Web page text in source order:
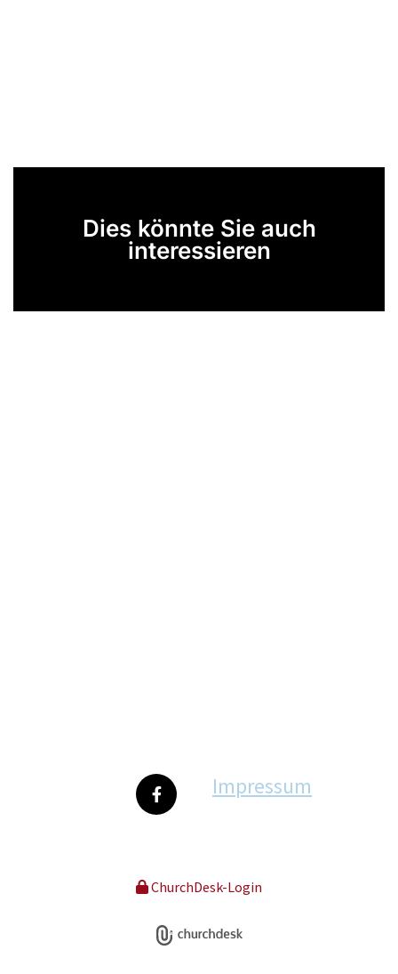
Dies könnte Sie auch
interessieren
Impressum
ChurchDesk-Login